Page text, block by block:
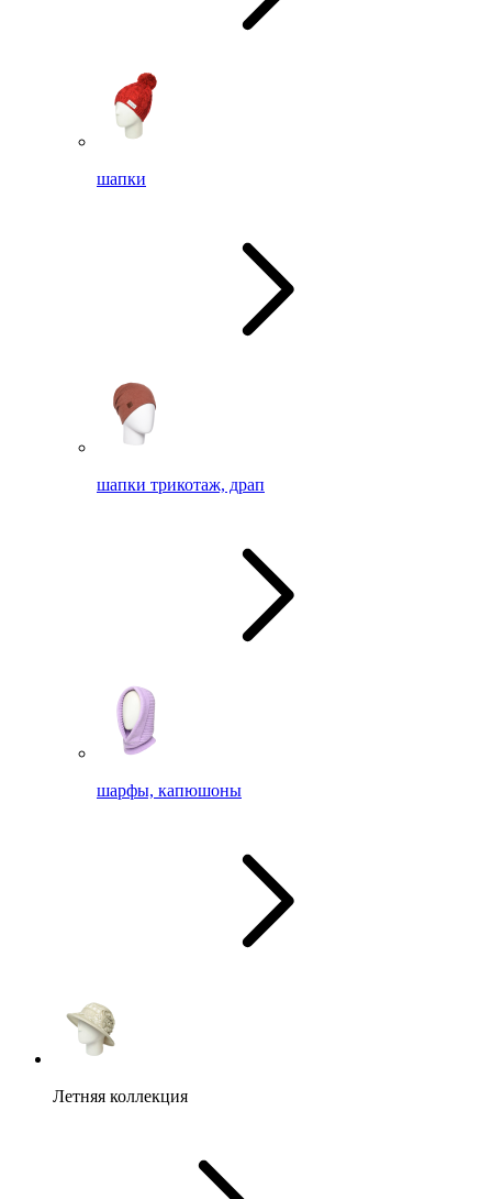
шапки
шапки трикотаж, драп
шарфы, капюшоны
Летняя коллекция